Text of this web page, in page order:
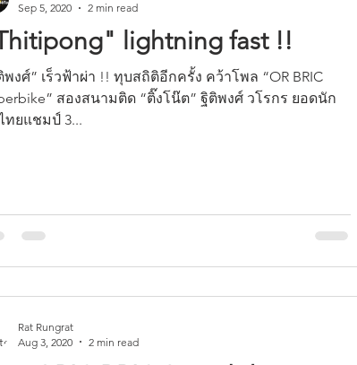
lightning fast !!
เร็วฟ้าผ่า !! ทุบสถิติอีกครั้ง คว้าโพล “OR BRIC
สองสนามติด “ติ๊งโน๊ต” ฐิติพงศ์ วโรกร ยอดนัก
ทยแชมป์ 3...
Sep 5, 2020
2 min read
Rat Rungrat
Aug 3, 2020
2 min read